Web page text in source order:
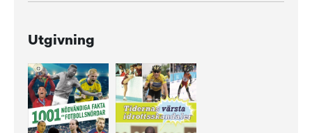
Utgivning